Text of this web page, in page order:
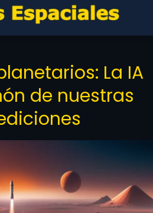
La IA
de nuestras